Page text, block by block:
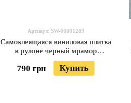
Артикул: SW-00001289
Самоклеящаяся виниловая плитка
в рулоне черный мрамор
3000х600х2мм Глянец SW-
00001289
790 грн Купить